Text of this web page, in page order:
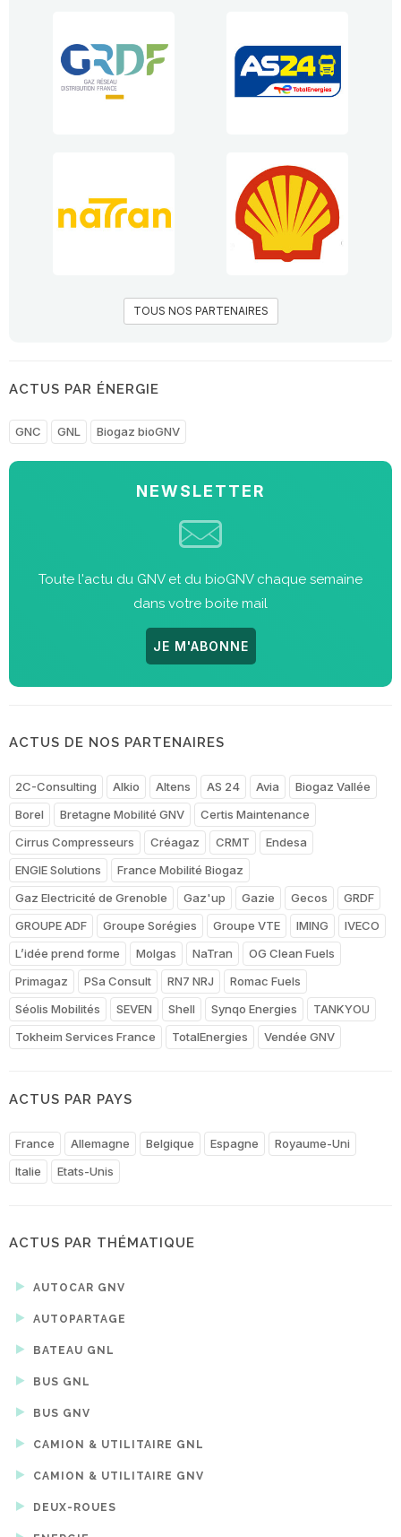
TOUS NOS PARTENAIRES
ACTUS PAR ÉNERGIE
GNC GNL Biogaz bioGNV
NEWSLETTER
Toute l'actu du GNV et du bioGNV chaque semaine
dans votre boite mail
JE M'ABONNE
ACTUS DE NOS PARTENAIRES
2C-Consulting Alkio Altens AS 24 Avia
Biogaz Vallée
Borel
Bretagne Mobilité GNV
Certis Maintenance
Cirrus Compresseurs
Créagaz CRMT
Endesa
ENGIE Solutions
France Mobilité Biogaz
Gaz Electricité de Grenoble
Gaz'up Gazie Gecos
GRDF
GROUPE ADF
Groupe Sorégies Groupe VTE IMING
IVECO
L’idée prend forme
Molgas NaTran
OG Clean Fuels
Primagaz
PSa Consult RN7 NRJ
Romac Fuels
Séolis Mobilités
SEVEN Shell Synqo Energies
TANKYOU
Tokheim Services France
TotalEnergies Vendée GNV
ACTUS PAR PAYS
France Allemagne Belgique Espagne
Royaume-Uni
Italie
Etats-Unis
ACTUS PAR THÉMATIQUE
AUTOCAR GNV
AUTOPARTAGE
BATEAU GNL
BUS GNL
BUS GNV
CAMION & UTILITAIRE GNL
CAMION & UTILITAIRE GNV
DEUX-ROUES